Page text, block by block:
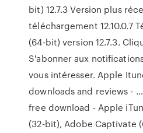
bit) 12.7.3 Version plus
téléchargement 12.10.0.7
(64-bit) version 12.7.3.
S'abonner aux
vous intéresser. Apple
downloads and reviews -
free download - Apple
(32-bit), Adobe Captivate